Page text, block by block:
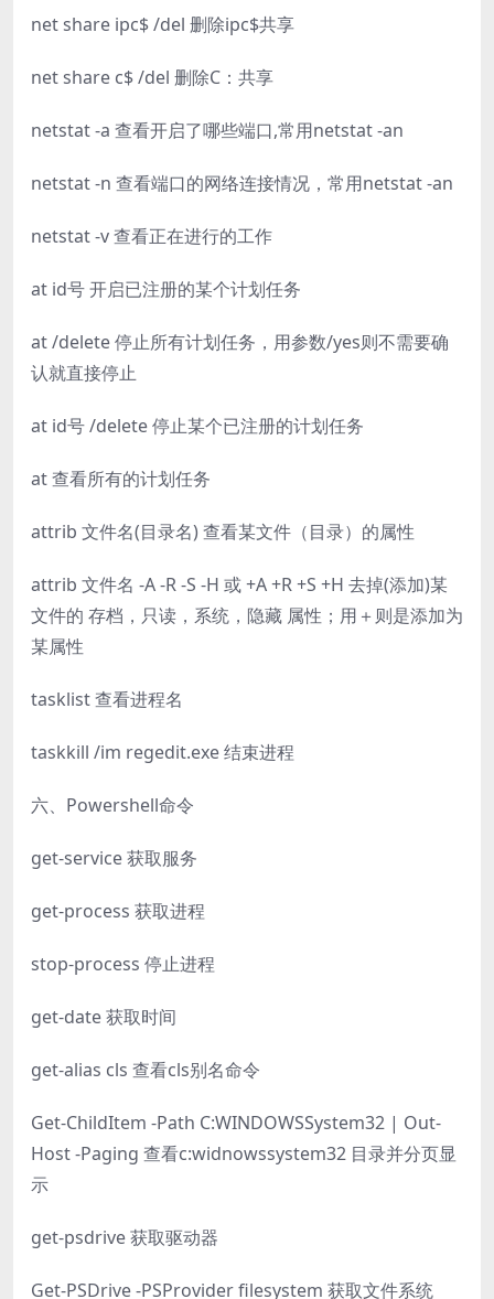
net share ipc$ /del 删除ipc$共享
net share c$ /del 删除C：共享
netstat -a 查看开启了哪些端口,常用netstat -an
netstat -n 查看端口的网络连接情况，常用netstat -an
netstat -v 查看正在进行的工作
at id号 开启已注册的某个计划任务
at /delete 停止所有计划任务，用参数/yes则不需要确
认就直接停止
at id号 /delete 停止某个已注册的计划任务
at 查看所有的计划任务
attrib 文件名(目录名) 查看某文件（目录）的属性
attrib 文件名 -A -R -S -H 或 +A +R +S +H 去掉(添加)某
文件的 存档，只读，系统，隐藏 属性；用＋则是添加为
某属性
tasklist 查看进程名
taskkill /im regedit.exe 结束进程
六、Powershell命令
get-service 获取服务
get-process 获取进程
stop-process 停止进程
get-date 获取时间
get-alias cls 查看cls别名命令
Get-ChildItem -Path C:WINDOWSSystem32 | Out-
Host -Paging 查看c:widnowssystem32 目录并分页显
示
get-psdrive 获取驱动器
Get-PSDrive -PSProvider filesystem 获取文件系统